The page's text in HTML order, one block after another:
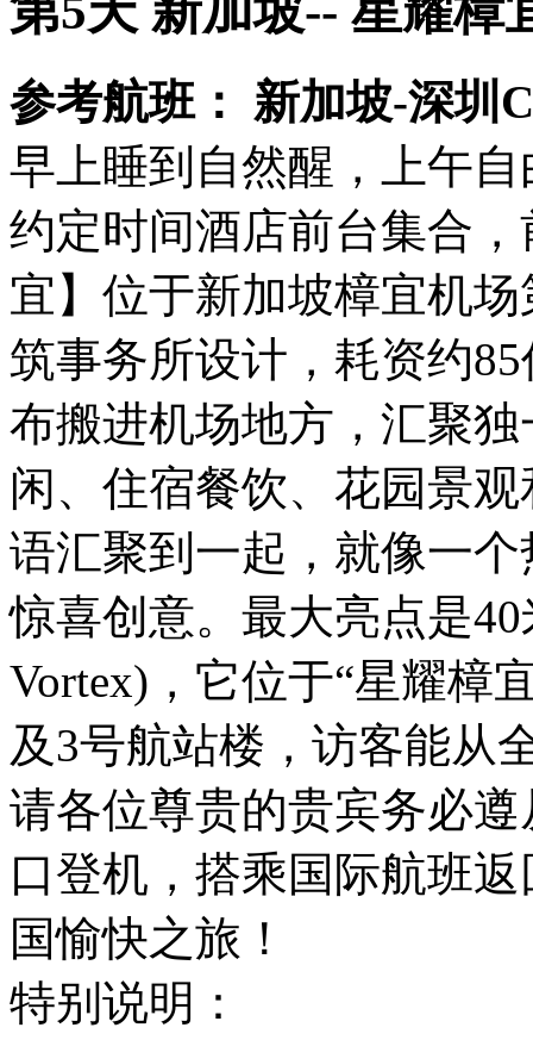
第5天 新加坡-- 星耀樟
参考航班： 新加坡-深圳
早上睡到自然醒，上午
约定时间酒店前台集合
宜】位于新加坡樟宜机
筑事务所设计，耗资约
布搬进机场地方，汇聚
闲、住宿餐饮、花园景
语汇聚到一起，就像一
惊喜创意。最大亮点是
Vortex)，它位于“星耀樟
及3号航站楼，访客能从
请各位尊贵的贵宾务必
口登机，搭乘国际航班
国愉快之旅！
特别说明：